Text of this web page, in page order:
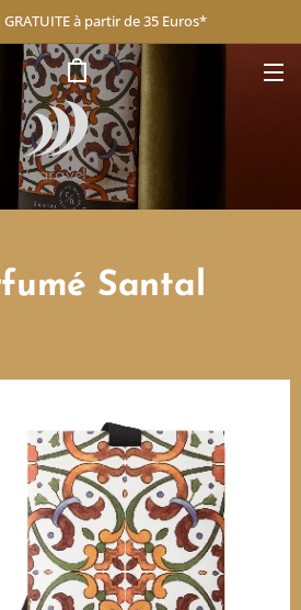
GRATUITE à partir de 35 Euros*
Caravel
Santal